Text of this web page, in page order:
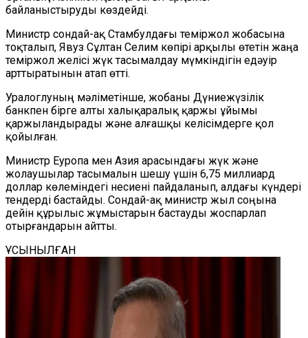
байланыстыруды көздейді.
Министр сондай-ақ Стамбулдағы теміржол жобасына
тоқталып, Явуз Сұлтан Селим көпірі арқылы өтетін жаңа
теміржол желісі жүк тасымалдау мүмкіндігін едәуір
арттыратынын атап өтті.
Уралоглуның мәліметінше, жобаны Дүниежүзілік
банкпен бірге алты халықаралық қаржы ұйымы
қаржыландырады және алғашқы келісімдерге қол
қойылған.
Министр Еуропа мен Азия арасындағы жүк және
жолаушылар тасымалын шешу үшін 6,75 миллиард
доллар көлеміндегі несиені пайдаланып, алдағы күндері
тендерді бастайды. Сондай-ақ министр жыл соңына
дейін құрылыс жұмыстарын бастауды жоспарлап
отырғандарын айтты.
ҰСЫНЫЛҒАН